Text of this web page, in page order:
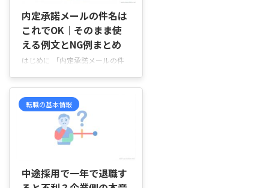
断しにくいことがありますよね。
この記事では、自分の市場価値を
調べる方法や、転職前に確認して
おきたいポイント、結果をどう受
け止めればよいのかを順を追って
内定承諾メールの件名は
これでOK｜そのまま使
える例文とNG例まとめ
はじめに 「内定承諾メールの件
ならないか不安…」 そんなふう
に、本文は書けているのに、件名
の一行だけ決めきれず迷っていま
せんか。内定通知を受け取って返
信しようとしても、「シンプルす
がいい？」と細かい部分が気にな
って、送信前に何度も見直してし
転職の基本情報
中途採用で一年で退職す